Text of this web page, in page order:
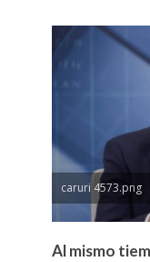
caruri 4573.png
Al mismo